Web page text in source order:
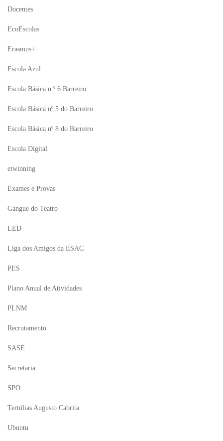
Docentes
EcoEscolas
Erasmus+
Escola Azul
Escola Básica n.º 6 Barreiro
Escola Básica nº 5 do Barreiro
Escola Básica nº 8 do Barreiro
Escola Digital
etwinning
Exames e Provas
Gangue do Teatro
LED
Liga dos Amigos da ESAC
PES
Plano Anual de Atividades
PLNM
Recrutamento
SASE
Secretaria
SPO
Tertúlias Augusto Cabrita
Ubuntu